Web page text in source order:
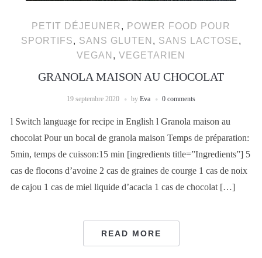
PETIT DÉJEUNER, POWER FOOD POUR
SPORTIFS, SANS GLUTEN , SANS LACTOSE,
VEGAN , VEGETARIEN
GRANOLA MAISON AU CHOCOLAT
19 septembre 2020 by Eva 0 comments
l Switch language for recipe in English l Granola maison au
chocolat Pour un bocal de granola maison Temps de préparation:
5min, temps de cuisson:15 min [ingredients title=”Ingredients”] 5
cas de flocons d’avoine 2 cas de graines de courge 1 cas de noix
de cajou 1 cas de miel liquide d’acacia 1 cas de chocolat […]
READ MORE